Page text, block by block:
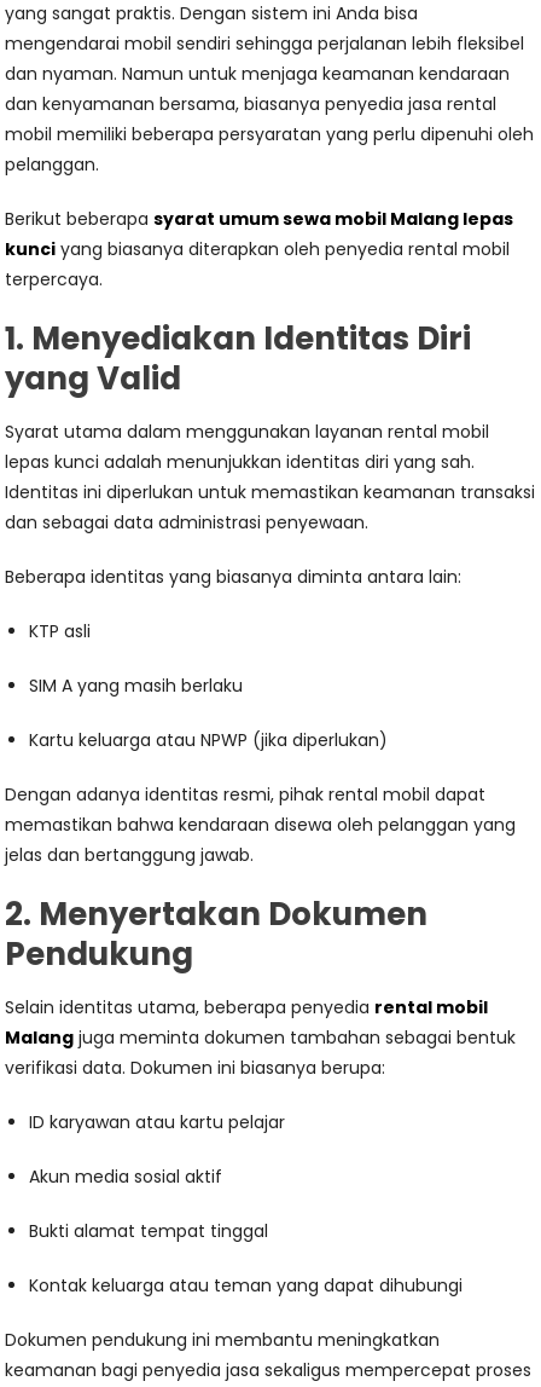
yang sangat praktis. Dengan sistem ini Anda bisa
mengendarai mobil sendiri sehingga perjalanan lebih fleksibel
dan nyaman. Namun untuk menjaga keamanan kendaraan
dan kenyamanan bersama, biasanya penyedia jasa rental
mobil memiliki beberapa persyaratan yang perlu dipenuhi oleh
pelanggan.
Berikut beberapasyarat umum sewa mobil Malang lepas
kunci yang biasanya diterapkan oleh penyedia rental mobil
terpercaya.
1. Menyediakan Identitas Diri
yang Valid
Syarat utama dalam menggunakan layanan rental mobil
lepas kunci adalah menunjukkan identitas diri yang sah.
Identitas ini diperlukan untuk memastikan keamanan transaksi
dan sebagai data administrasi penyewaan.
Beberapa identitas yang biasanya diminta antara lain:
KTP asli
SIM A yang masih berlaku
Kartu keluarga atau NPWP (jika diperlukan)
Dengan adanya identitas resmi, pihak rental mobil dapat
memastikan bahwa kendaraan disewa oleh pelanggan yang
jelas dan bertanggung jawab.
2. Menyertakan Dokumen
Pendukung
Selain identitas utama, beberapa penyedia rental mobil
Malang juga meminta dokumen tambahan sebagai bentuk
verifikasi data. Dokumen ini biasanya berupa:
ID karyawan atau kartu pelajar
Akun media sosial aktif
Bukti alamat tempat tinggal
Kontak keluarga atau teman yang dapat dihubungi
Dokumen pendukung ini membantu meningkatkan
keamanan bagi penyedia jasa sekaligus mempercepat proses